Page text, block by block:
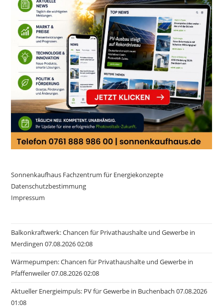
Sonnenkaufhaus Fachzentrum für Energiekonzepte
Datenschutzbestimmung
Impressum
Balkonkraftwerk: Chancen für Privathaushalte und Gewerbe in
Merdingen 07.08.2026 02:08
Wärmepumpen: Chancen für Privathaushalte und Gewerbe in
Pfaffenweiler 07.08.2026 02:08
Aktueller Energieimpuls: PV für Gewerbe in Buchenbach 07.08.2026
01:08